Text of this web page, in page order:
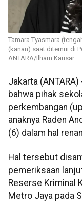
Tamara Tyasmara
(kanan) saat ditemui di
ANTARA/Ilham Kausar
Jakarta
bahwa pihak
perkembangan
anaknya Raden
(6) dalam hal
Hal tersebut
pemeriksaan
Reserse Kriminal
Metro Jaya pada